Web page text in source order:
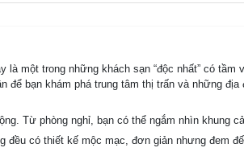
một trong những khách sạn “độc nhất” có
bạn khám phá trung tâm thị trấn và những
Từ phòng nghỉ, bạn có thể ngắm nhìn khung
đều có thiết kế mộc mạc, đơn giản nhưng đem